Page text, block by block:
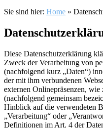
Sie sind hier: Home »
Diese Datenschutzerklärung
Zweck der Verarbeitung von
(nachfolgend kurz „Daten“)
der mit ihm verbundenen
externen Onlinepräsenzen,
(nachfolgend gemeinsam
Hinblick auf die verwendeten
„Verarbeitung“ oder
Definitionen im Art. 4 der